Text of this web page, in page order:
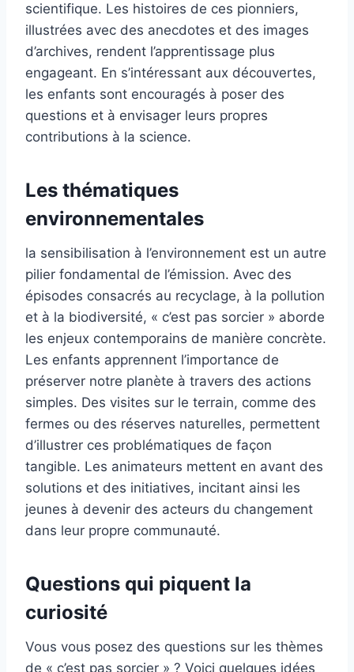
scientifique. Les histoires de ces pionniers,
illustrées avec des anecdotes et des images
d’archives, rendent l’apprentissage plus
engageant. En s’intéressant aux découvertes,
les enfants sont encouragés à poser des
questions et à envisager leurs propres
contributions à la science.
Les thématiques
environnementales
la sensibilisation à l’environnement est un autre
pilier fondamental de l’émission. Avec des
épisodes consacrés au recyclage, à la pollution
et à la biodiversité, « c’est pas sorcier » aborde
les enjeux contemporains de manière concrète.
Les enfants apprennent l’importance de
préserver notre planète à travers des actions
simples. Des visites sur le terrain, comme des
fermes ou des réserves naturelles, permettent
d’illustrer ces problématiques de façon
tangible. Les animateurs mettent en avant des
solutions et des initiatives, incitant ainsi les
jeunes à devenir des acteurs du changement
dans leur propre communauté.
Questions qui piquent la
curiosité
Vous vous posez des questions sur les thèmes
de « c’est pas sorcier » ? Voici quelques idées